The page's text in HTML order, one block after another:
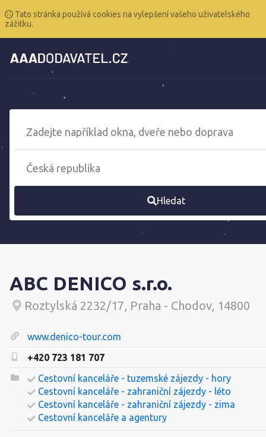
Tato stránka používá cookies na vylepšení vašeho uživatelského
zážitku.
Hledat
ABC DENICO s.r.o.
Roztylská 2232/17, Praha - Chodov, 14800
www.denico-tour.com
+420 723 181 707
Cestovní kanceláře - tuzemské zájezdy - hory
Cestovní kanceláře - zahraniční zájezdy - léto
Cestovní kanceláře - zahraniční zájezdy - zima
Cestovní kanceláře a agentury